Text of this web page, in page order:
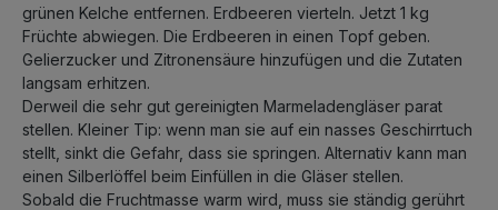
grünen Kelche entfernen. Erdbeeren vierteln. Jetzt 1 kg
Früchte abwiegen. Die Erdbeeren in einen Topf geben.
Gelierzucker und Zitronensäure hinzufügen und die Zutaten
langsam erhitzen.
Derweil die sehr gut gereinigten Marmeladengläser parat
stellen. Kleiner Tip: wenn man sie auf ein nasses Geschirrtuch
stellt, sinkt die Gefahr, dass sie springen. Alternativ kann man
einen Silberlöffel beim Einfüllen in die Gläser stellen.
Sobald die Fruchtmasse warm wird, muss sie ständig gerührt